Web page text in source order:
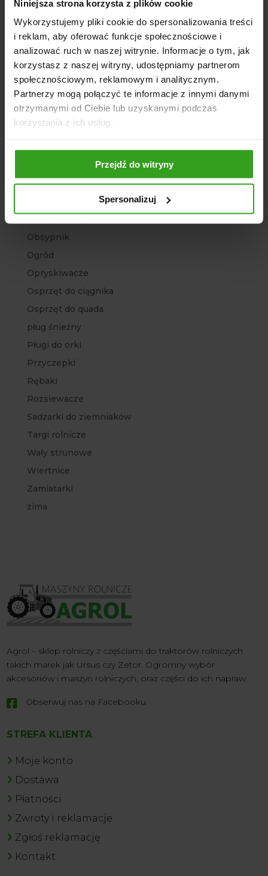
Niniejsza strona korzysta z plików cookie
Wykorzystujemy pliki cookie do spersonalizowania treści
i reklam, aby oferować funkcje społecznościowe i
analizować ruch w naszej witrynie. Informacje o tym, jak
korzystasz z naszej witryny, udostępniamy partnerom
społecznościowym, reklamowym i analitycznym.
Partnerzy mogą połączyć te informacje z innymi danymi
otrzymanymi od Ciebie lub uzyskanymi podczas
korzystania z ich usług.
Przejdź do witryny
Spersonalizuj
Agregat
Agro Sklep
Architektura ogrodowa
Bez kategorii
Brony polowe
Chwastowniki
Głębosze
Kopaczki ciągnikowe
Ładowacze
Maszyny rolnicze
Obsypnik
Ogród
Opryskiwacze
Osprzęt do ciągnika
Osprzęt do quada
pług śnieżny
Pługi do orki
Przyczepki
Rębaki
Rozsiewacze
Sadzarki do ziemniaków
Targi rolnicze
Wały strunowe
Wiertnice
Zamiatarki
zima
Agrol – sklep rolniczy z częściami do traktorów rolniczych
takich marek jak Ursus czy Zetor. Ogromny wybór
akcesoriów i maszyn rolniczych, oraz części do ich napraw.
 Obserwuj nas na Facebooku
STREFA KLIENTA
Moje konto
Dostawa
Płatności
Zwroty i reklamacje
Zgłoś reklamację
Kontakt